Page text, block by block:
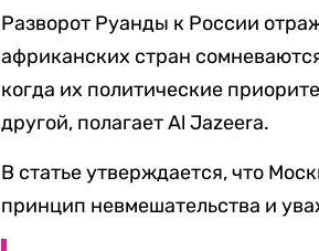
Разворот Руанды к России
африканских стран
когда их политические
другой, полагает Al Jazeera.
В статье утверждается, что
принцип невмешательства и